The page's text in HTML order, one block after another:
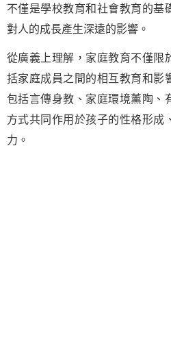
不僅是學校教育和社會教育的基
對人的成長產生深遠的影響。
從廣義上理解，家庭教育不僅限
括家庭成員之間的相互教育和影
包括言傳身教、家庭環境薰陶、
方式共同作用於孩子的性格形成
力。